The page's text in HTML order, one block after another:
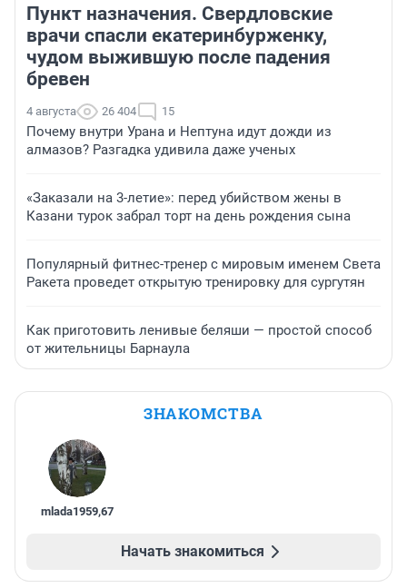
Пункт назначения. Свердловские
врачи спасли екатеринбурженку,
чудом выжившую после падения
бревен
4 августа 26 404 15
Почему внутри Урана и Нептуна идут дожди из
алмазов? Разгадка удивила даже ученых
«Заказали на 3-летие»: перед убийством жены в
Казани турок забрал торт на день рождения сына
Популярный фитнес-тренер с мировым именем Света
Ракета проведет открытую тренировку для сургутян
Как приготовить ленивые беляши — простой способ
от жительницы Барнаула
ЗНАКОМСТВА
mlada1959,67
Начать знакомиться